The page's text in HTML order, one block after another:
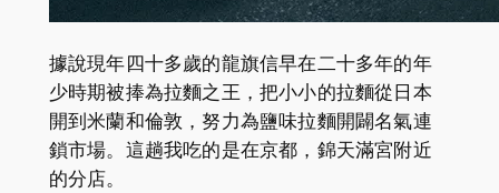
據說現年四十多歲的龍旗信早在二十多年的年
少時期被捧為拉麵之王，把小小的拉麵從日本
開到米蘭和倫敦，努力為鹽味拉麵開闢名氣連
鎖市場。這趟我吃的是在京都，錦天滿宮附近
的分店。